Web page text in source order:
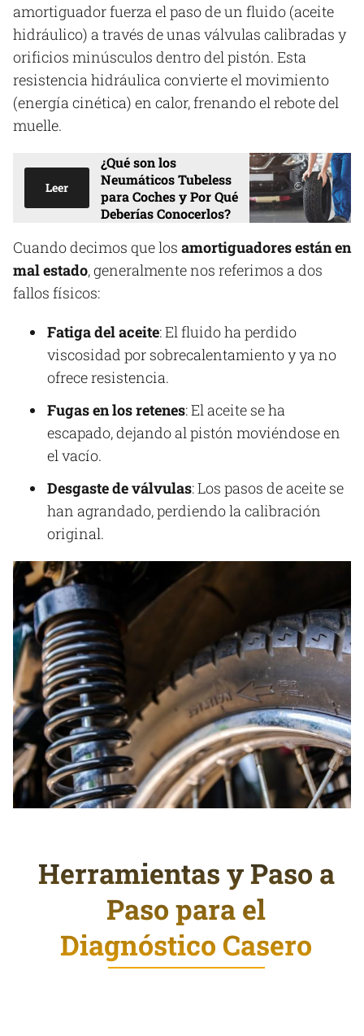
amortiguador fuerza el paso de un fluido (aceite
hidráulico) a través de unas válvulas calibradas y
orificios minúsculos dentro del pistón. Esta
resistencia hidráulica convierte el movimiento
(energía cinética) en calor, frenando el rebote del
muelle.
Leer
¿Qué son los
Neumáticos Tubeless
para Coches y Por Qué
Deberías Conocerlos?
Cuando decimos que los amortiguadores están en
mal estado, generalmente nos referimos a dos
fallos físicos:
Fatiga del aceite: El fluido ha perdido
viscosidad por sobrecalentamiento y ya no
ofrece resistencia.
Fugas en los retenes: El aceite se ha
escapado, dejando al pistón moviéndose en
el vacío.
Desgaste de válvulas: Los pasos de aceite se
han agrandado, perdiendo la calibración
original.
Herramientas y Paso a
Paso para el
Diagnóstico Casero